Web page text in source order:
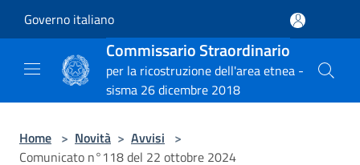
Governo italiano
Commissario Straordinario
per la ricostruzione dell'area etnea -
sisma 26 dicembre 2018
Home > Novità > Avvisi >
Comunicato n°118 del 22 ottobre 2024